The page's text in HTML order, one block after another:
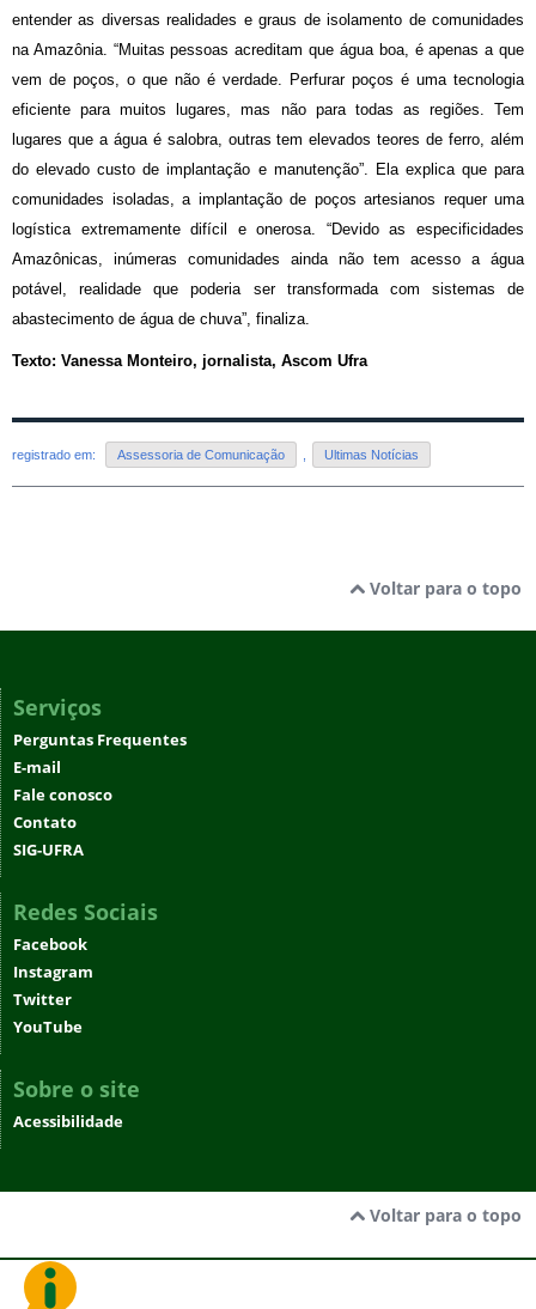
entender as diversas realidades e graus de isolamento de comunidades
na Amazônia. “Muitas pessoas acreditam que água boa, é apenas a que
vem de poços, o que não é verdade. Perfurar poços é uma tecnologia
eficiente para muitos lugares, mas não para todas as regiões. Tem
lugares que a água é salobra, outras tem elevados teores de ferro, além
do elevado custo de implantação e manutenção”. Ela explica que para
comunidades isoladas, a implantação de poços artesianos requer uma
logística extremamente difícil e onerosa. “Devido as especificidades
Amazônicas, inúmeras comunidades ainda não tem acesso a água
potável, realidade que poderia ser transformada com sistemas de
abastecimento de água de chuva”, finaliza.
Texto: Vanessa Monteiro, jornalista, Ascom Ufra
registrado em: Assessoria de Comunicação Ultimas Notícias
Voltar para o topo
Serviços
Perguntas Frequentes
E-mail
Fale conosco
Contato
SIG-UFRA
Redes Sociais
Facebook
Instagram
Twitter
YouTube
Sobre o site
Acessibilidade
Voltar para o topo